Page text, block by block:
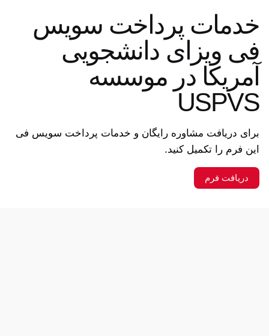
خدمات پرداخت سویس
فی ویزای دانشجویی
آمریکا در موسسه
USPVS
برای دریافت مشاوره رایگان و خدمات پرداخت سویس فی
این فرم را تکمیل کنید.
دریافت فرم